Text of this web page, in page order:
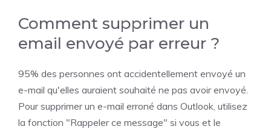
Comment supprimer un
email envoyé par erreur ?
95% des personnes ont accidentellement envoyé un
e-mail qu'elles auraient souhaité ne pas avoir envoyé.
Pour supprimer un e-mail erroné dans Outlook, utilisez
la fonction "Rappeler ce message" si vous et le